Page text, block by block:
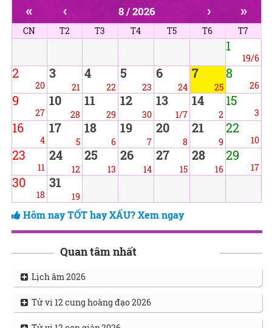
« ‹ 8 / 2026 › »
CN T2 T3 T4 T5 T6 T7
1
19/6
2
20
3
21
4
22
5
23
6
24
7
25
8
26
9
27
10
28
11
29
12
30
13
1/7
14
2
15
3
16
4
17
5
18
6
19
7
20
8
21
9
22
10
23
11
24
12
25
13
26
14
27
15
28
16
29
17
30
18
31
19
Hôm nay TỐT hay XẤU? Xem ngay
Quan tâm nhất
Lịch âm 2026
Tử vi 12 cung hoàng đạo 2026